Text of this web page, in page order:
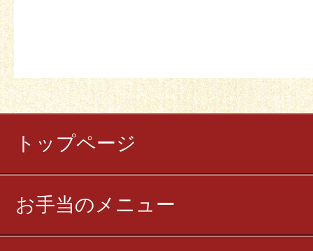
トップページ
お手当のメニュー